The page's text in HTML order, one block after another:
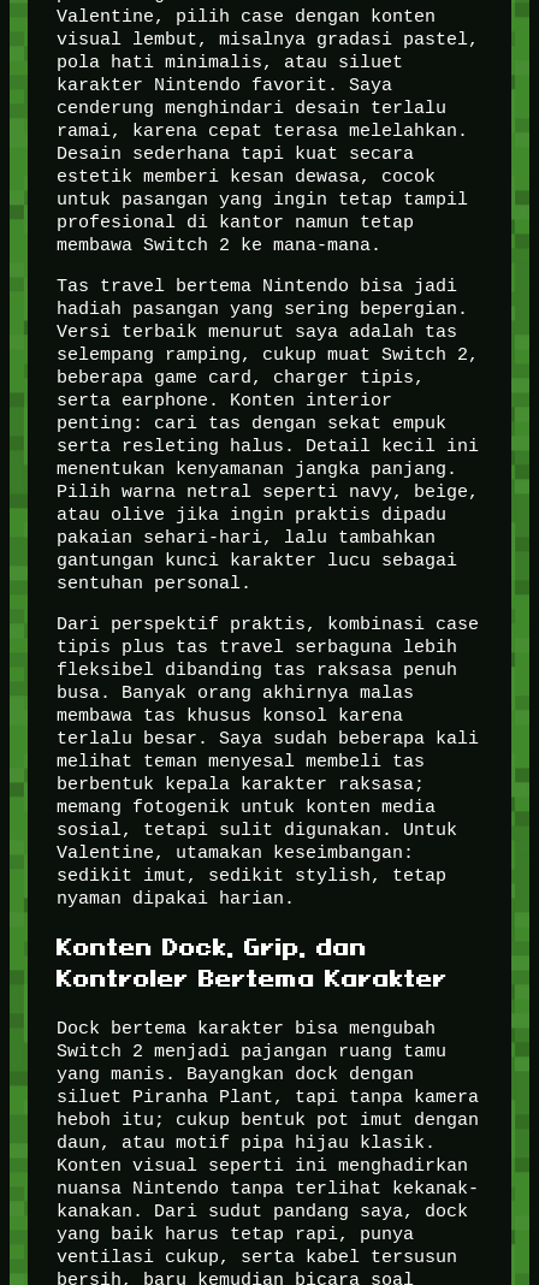
Valentine, pilih case dengan konten
visual lembut, misalnya gradasi pastel,
pola hati minimalis, atau siluet
karakter Nintendo favorit. Saya
cenderung menghindari desain terlalu
ramai, karena cepat terasa melelahkan.
Desain sederhana tapi kuat secara
estetik memberi kesan dewasa, cocok
untuk pasangan yang ingin tetap tampil
profesional di kantor namun tetap
membawa Switch 2 ke mana-mana.
Tas travel bertema Nintendo bisa jadi
hadiah pasangan yang sering bepergian.
Versi terbaik menurut saya adalah tas
selempang ramping, cukup muat Switch 2,
beberapa game card, charger tipis,
serta earphone. Konten interior
penting: cari tas dengan sekat empuk
serta resleting halus. Detail kecil ini
menentukan kenyamanan jangka panjang.
Pilih warna netral seperti navy, beige,
atau olive jika ingin praktis dipadu
pakaian sehari-hari, lalu tambahkan
gantungan kunci karakter lucu sebagai
sentuhan personal.
Dari perspektif praktis, kombinasi case
tipis plus tas travel serbaguna lebih
fleksibel dibanding tas raksasa penuh
busa. Banyak orang akhirnya malas
membawa tas khusus konsol karena
terlalu besar. Saya sudah beberapa kali
melihat teman menyesal membeli tas
berbentuk kepala karakter raksasa;
memang fotogenik untuk konten media
sosial, tetapi sulit digunakan. Untuk
Valentine, utamakan keseimbangan:
sedikit imut, sedikit stylish, tetap
nyaman dipakai harian.
Konten Dock, Grip, dan
Kontroler Bertema Karakter
Dock bertema karakter bisa mengubah
Switch 2 menjadi pajangan ruang tamu
yang manis. Bayangkan dock dengan
siluet Piranha Plant, tapi tanpa kamera
heboh itu; cukup bentuk pot imut dengan
daun, atau motif pipa hijau klasik.
Konten visual seperti ini menghadirkan
nuansa Nintendo tanpa terlihat kekanak-
kanakan. Dari sudut pandang saya, dock
yang baik harus tetap rapi, punya
ventilasi cukup, serta kabel tersusun
bersih, baru kemudian bicara soal